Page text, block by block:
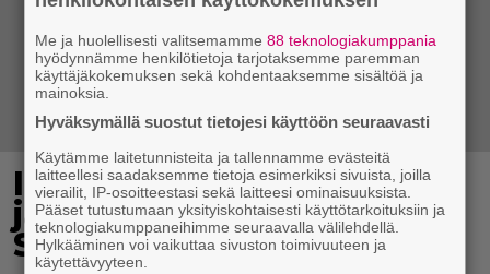
IL: Teemu Lehtilälle
jälleen uusi rooli
Salatuissa elämissä
Me ja huolellisesti valitsemamme88 teknologiakumppania
hyödynnämme henkilötietoja tarjotaksemme paremman
käyttäjäkokemuksen sekä kohdentaaksemme sisältöä ja
mainoksia.
Hyväksymällä suostut tietojesi käyttöön seuraavasti
Käytämme laitetunnisteita ja tallennamme evästeitä
laitteellesi saadaksemme tietoja esimerkiksi sivuista, joilla
vierailit, IP-osoitteestasi sekä laitteesi ominaisuuksista.
Pääset tutustumaan yksityiskohtaisesti käyttötarkoituksiin ja
teknologiakumppaneihimme seuraavalla välilehdellä.
Hylkääminen voi vaikuttaa sivuston toimivuuteen ja
käytettävyyteen.